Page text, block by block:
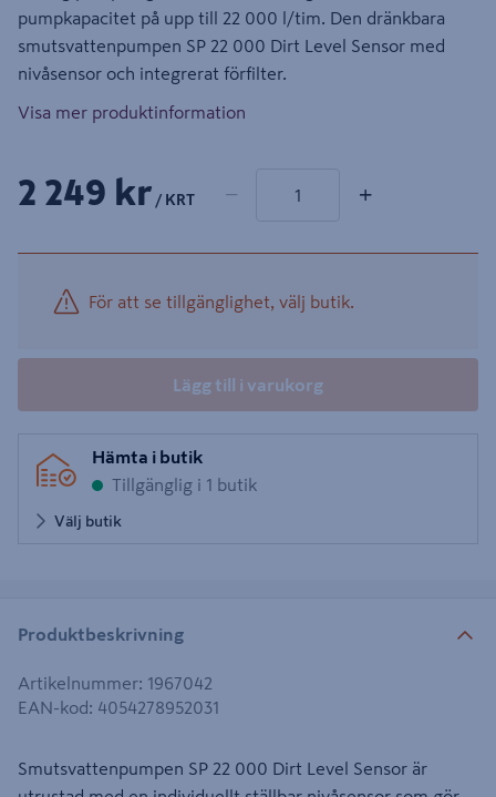
pumpkapacitet på upp till 22 000 l/tim. Den dränkbara
smutsvattenpumpen SP 22 000 Dirt Level Sensor med
nivåsensor och integrerat förfilter.
Visa mer produktinformation
2 249 kr / KRT − +
För att se tillgänglighet, välj butik.
Lägg till i varukorg
Hämta i butik
Tillgänglig i 1 butik
Välj butik
Produktbeskrivning
Artikelnummer: 1967042
EAN-kod: 4054278952031
Smutsvattenpumpen SP 22 000 Dirt Level Sensor är